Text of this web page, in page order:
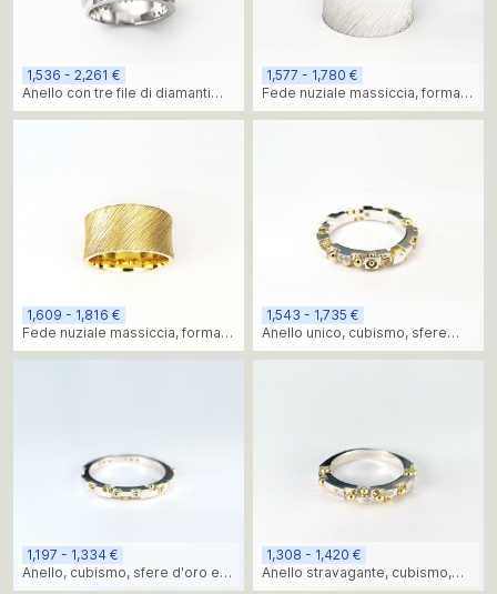
1,536 - 2,261 €
Anello con tre file di diamanti
spostati
1,577 - 1,780 €
Fede nuziale massiccia, forma
concava e trattamento di
1,609 - 1,816 €
Fede nuziale massiccia, forma
concava e trattamento di
1,543 - 1,735 €
Anello unico, cubismo, sfere
d'oro e diamanti
1,197 - 1,334 €
Anello, cubismo, sfere d'oro e
diamanti
1,308 - 1,420 €
Anello stravagante, cubismo,
sfere d'oro e diamanti